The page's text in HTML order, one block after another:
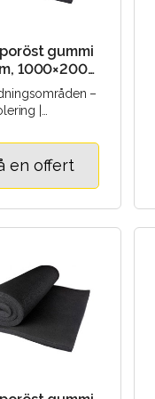
gummi
1000×2000
–
|
|
|..en offert